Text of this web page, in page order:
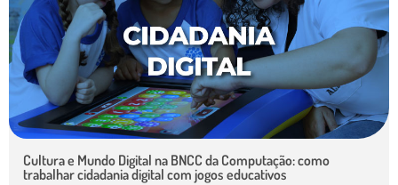
Cultura e Mundo Digital na BNCC da Computação: como
trabalhar cidadania digital com jogos educativos